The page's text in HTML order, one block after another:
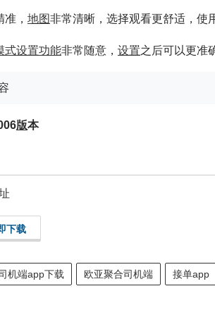
准， 地图非常清晰，选择观看更舒适，使
式设置功能非常随意， 设置之后可以更准
版本
下载
机端app下载 欧亚聚合司机端 接单app